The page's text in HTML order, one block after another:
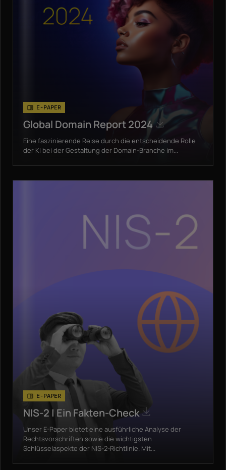
E-PAPER
Global Domain Report 2024
Eine faszinierende Reise durch die entscheidende Rolle
der KI bei der Gestaltung der Domain-Branche im...
E-PAPER
NIS-2 | Ein Fakten-Check
Unser E-Paper bietet eine ausführliche Analyse der
Rechtsvorschriften sowie die wichtigsten
Schlüsselaspekte der NIS-2-Richtlinie. Mit...